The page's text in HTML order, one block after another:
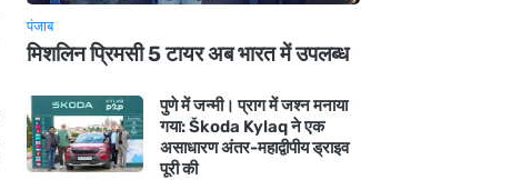
पंजाब
मिशलिन प्रिमसी 5 टायर अब भारत में उपलब्ध
पुणे में जन्मी। प्राग में जश्न मनाया
गया: Škoda Kylaq ने एक
असाधारण अंतर-महाद्वीपीय ड्राइव
पूरी की